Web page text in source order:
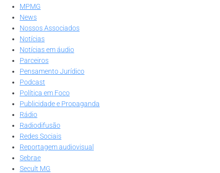
MPMG
News
Nossos Associados
Notícias
Notícias em áudio
Parceiros
Pensamento Jurídico
Podcast
Política em Foco
Publicidade e Propaganda
Rádio
Radiodifusão
Redes Sociais
Reportagem audiovisual
Sebrae
Secult MG